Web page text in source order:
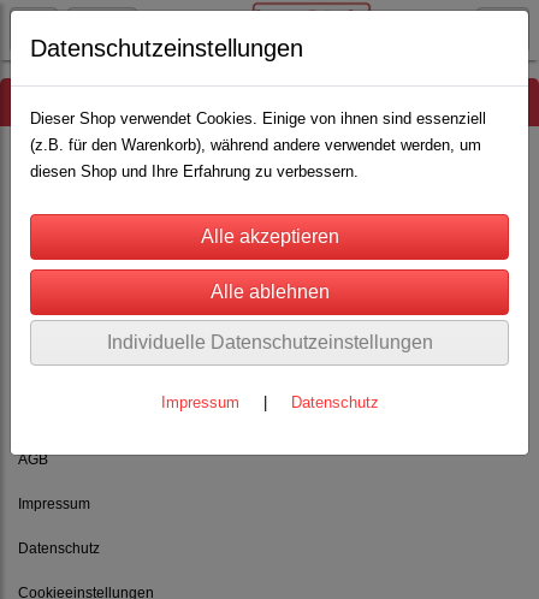
AGB
Impressum
Datenschutz
Cookieeinstellungen
Datenschutzeinstellungen
Dieser Shop verwendet Cookies. Einige von ihnen sind essenziell
(z.B. für den Warenkorb), während andere verwendet werden, um
diesen Shop und Ihre Erfahrung zu verbessern.
Individuelle Datenschutzeinstellungen
Impressum Datenschutz